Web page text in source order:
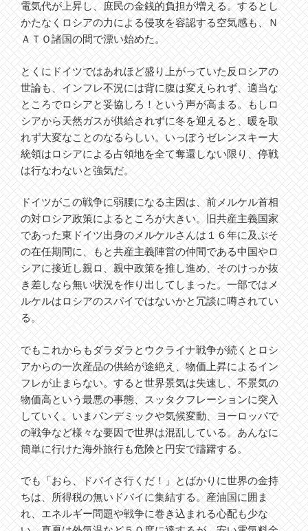
電気代が上昇し、庶民の金銭的負担が増える。するとし
かたなくロシアの力による侵攻を容認する空気感も、Ｎ
ＡＴＯ諸国の間で漂い始めた。
とくにドイツではあれほど盛り上がっていた反ロシアの
世論も、インフレ不況には背に腹は変えられず、適当な
ところでロシアと妥協しろ！という声が高まる。もしロ
シアから天然ガスが供給されずに冬を迎えると、暖を取
れず大変なことのなるらしい。いっぽうゼレンスキー大
統領はロシアによる占領地を全て奪還しない限り、停戦
は行なわないと強気だ。
ドイツがこの戦争に弱腰になる主因は、前メルケル首相
の対ロシア政策によるところが大きい。旧共産主義国家
であった東ドイツ出身のメルケルさんは１６年に及ぶそ
の在任期間に、もと共産主義陣営の仲間である中国やロ
シアに接近し親ロ、親中政策を推し進め、そのけっか抜
き差しなら無い状況を作り出してしまった。一部ではメ
ルケルはロシアのスパイではないかと冗談に噂されてい
る。
でもこれからもダラダラとウクライナ戦争が続くとロシ
アからの一次産品の供給が途絶え、物価上昇によるイン
フレが止まらない。すると世界景気は失速し、不景気の
物価高という最悪の事態、スッタクフレーションに突入
していく。いまパンデミックや気候変動、ヨーロッパで
の戦争など様々な要因で世界は混乱している。あんなに
簡単に行けた海外旅行も危険と円安で躊躇する。
でも「おら、ドバイさ行くだ！」とばかりに世界の金持
ちは、所得税の無いドバイに集結する。産油国に囲ま
れ、エネルギー問題や戦争に巻き込まれる心配も少な